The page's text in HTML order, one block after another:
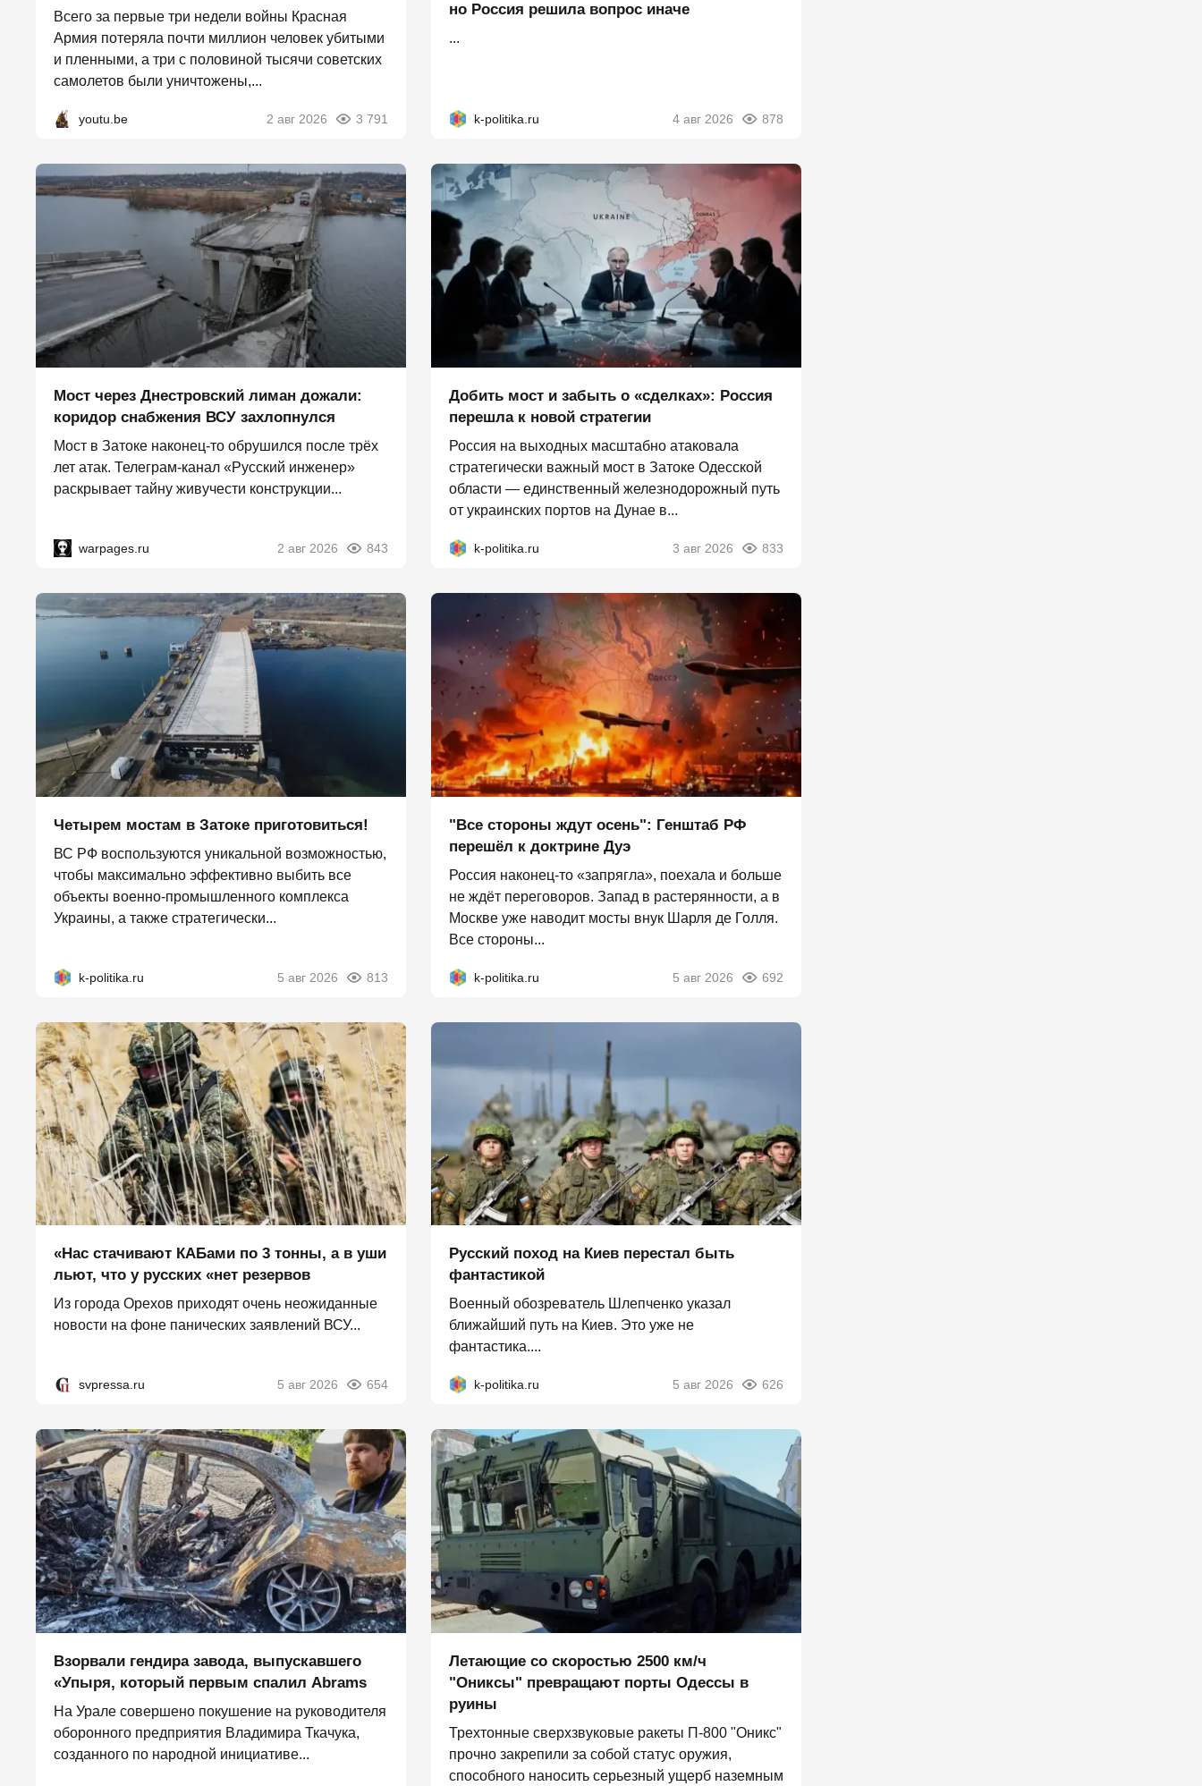
Всего за первые три недели войны Красная
Армия потеряла почти миллион человек убитыми
и пленными, а три с половиной тысячи советских
самолетов были уничтожены,...
youtu.be 2 авг 2026 3 791
но Россия решила вопрос иначе
...
k-politika.ru 4 авг 2026 878
Мост через Днестровский лиман дожали:
коридор снабжения ВСУ захлопнулся
Мост в Затоке наконец-то обрушился после трёх
лет атак. Телеграм-канал «Русский инженер»
раскрывает тайну живучести конструкции...
warpages.ru 2 авг 2026 843
Добить мост и забыть о «сделках»: Россия
перешла к новой стратегии
Россия на выходных масштабно атаковала
стратегически важный мост в Затоке Одесской
области — единственный железнодорожный путь
от украинских портов на Дунае в...
k-politika.ru 3 авг 2026 833
Четырем мостам в Затоке приготовиться!
ВС РФ воспользуются уникальной возможностью,
чтобы максимально эффективно выбить все
объекты военно-промышленного комплекса
Украины, а также стратегически...
k-politika.ru 5 авг 2026 813
"Все стороны ждут осень": Генштаб РФ
перешёл к доктрине Дуэ
Россия наконец-то «запрягла», поехала и больше
не ждёт переговоров. Запад в растерянности, а в
Москве уже наводит мосты внук Шарля де Голля.
Все стороны...
k-politika.ru 5 авг 2026 692
«Нас стачивают КАБами по 3 тонны, а в уши
льют, что у русских «нет резервов
Из города Орехов приходят очень неожиданные
новости на фоне панических заявлений ВСУ...
svpressa.ru 5 авг 2026 654
Русский поход на Киев перестал быть
фантастикой
Военный обозреватель Шлепченко указал
ближайший путь на Киев. Это уже не
фантастика....
k-politika.ru 5 авг 2026 626
Взорвали гендира завода, выпускавшего
«Упыря, который первым спалил Abrams
На Урале совершено покушение на руководителя
оборонного предприятия Владимира Ткачука,
созданного по народной инициативе...
Летающие со скоростью 2500 км/ч
"Ониксы" превращают порты Одессы в
руины
Трехтонные сверхзвуковые ракеты П‑800 "Оникс"
прочно закрепили за собой статус оружия,
способного наносить серьезный ущерб наземным